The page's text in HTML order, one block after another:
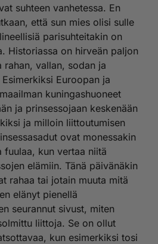
suhteen vanhetessa. En
että sun mies olisi sulle
parisuhteitakin on
Historiassa on hirveän paljon
vallan, sodan ja
Euroopan ja
kuningashuoneet
ja prinsessojaan keskenään
ja milloin liittoutumisen
ovat monessakin
fuulaa, kun vertaa niitä
elämiin. Tänä päivänäkin
rahaa tai jotain muuta mitä
elänyt pienellä
seurannut sivust, miten
liittoja. Se on ollut
kun esimerkiksi tosi